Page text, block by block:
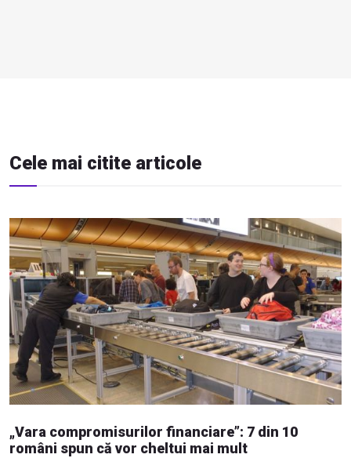
Cele mai citite articole
„Vara compromisurilor financiare”: 7 din 10
români spun că vor cheltui mai mult